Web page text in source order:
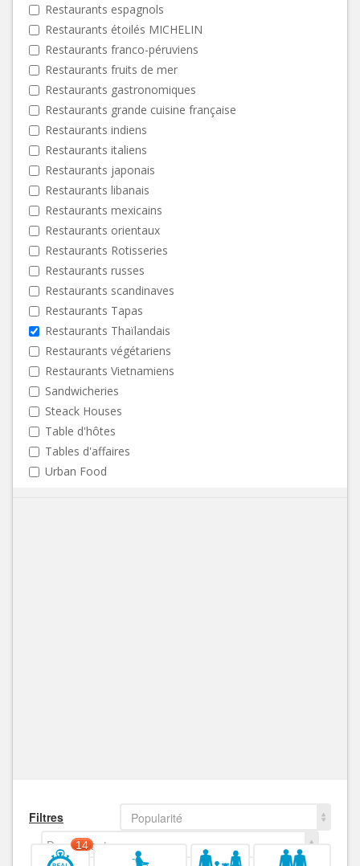
Restaurants espagnols
Restaurants étoilés MICHELIN
Restaurants franco-péruviens
Restaurants fruits de mer
Restaurants gastronomiques
Restaurants grande cuisine française
Restaurants indiens
Restaurants italiens
Restaurants japonais
Restaurants libanais
Restaurants mexicains
Restaurants orientaux
Restaurants Rotisseries
Restaurants russes
Restaurants scandinaves
Restaurants Tapas
Restaurants Thaïlandais
Restaurants végétariens
Restaurants Vietnamiens
Sandwicheries
Steack Houses
Table d'hôtes
Tables d'affaires
Urban Food
Filtres
Popularité
Decroissant
14